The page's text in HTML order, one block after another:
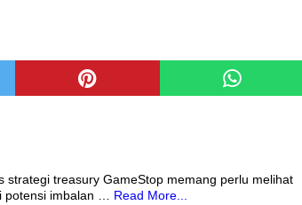
strategi treasury GameStop memang perlu melihat
potensi imbalan … Read More...